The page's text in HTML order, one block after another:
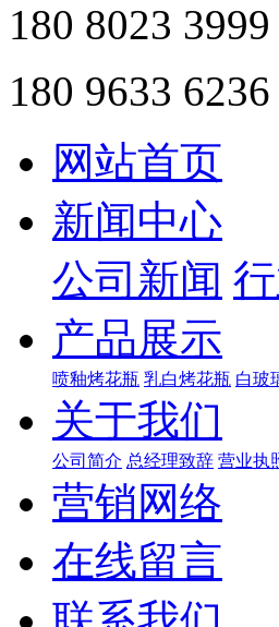
180 8023 3999
180 9633 6236
网站首页
新闻中心
公司新闻
产品展示
喷釉烤花瓶 乳白烤花瓶 白玻
关于我们
公司简介 总经理致辞 营业执
营销网络
在线留言